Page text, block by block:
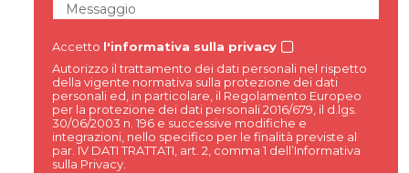
Messaggio
Accetto l'informativa sulla privacy
Autorizzo il trattamento dei dati personali nel rispetto
della vigente normativa sulla protezione dei dati
personali ed, in particolare, il Regolamento Europeo
per la protezione dei dati personali 2016/679, il d.lgs.
30/06/2003 n. 196 e successive modifiche e
integrazioni, nello specifico per le finalità previste al
par. IV DATI TRATTATI, art. 2, comma 1 dell’Informativa
sulla Privacy.